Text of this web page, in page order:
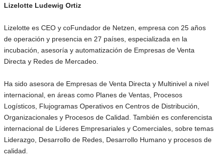
Lizelotte Ludewig Ortiz
Lizelotte es CEO y coFundador de Netzen, empresa con 25 años
de operación y presencia en 27 países, especializada en la
incubación, asesoría y automatización de Empresas de Venta
Directa y Redes de Mercadeo.
Ha sido asesora de Empresas de Venta Directa y Multinivel a nivel
internacional, en áreas como Planes de Ventas, Procesos
Logísticos, Flujogramas Operativos en Centros de Distribución,
Organizacionales y Procesos de Calidad. También es conferencista
internacional de Líderes Empresariales y Comerciales, sobre temas
Liderazgo, Desarrollo de Redes, Desarrollo Humano y procesos de
calidad.